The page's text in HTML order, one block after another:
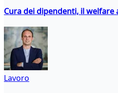
Cura dei dipendenti, il welfare
Lavoro